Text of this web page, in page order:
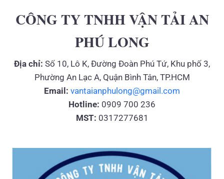
CÔNG TY TNHH VẬN TẢI AN
PHÚ LONG
Địa chỉ: Số 10, Lô K, Đường Đoàn Phú Tứ, Khu phố 3,
Phường An Lạc A, Quận Bình Tân, TP.HCM
Email: vantaianphulong@gmail.com
Hotline: 0909 700 236
MST: 0317277681